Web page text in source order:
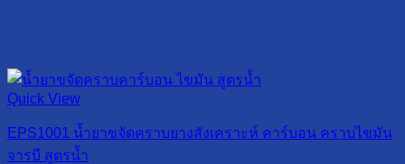
Quick View
EPS1001 น้ำยาขจัดคราบยางสังเคราะห์ คาร์บอน คราบไขมัน
จารบี สูตรน้ำ